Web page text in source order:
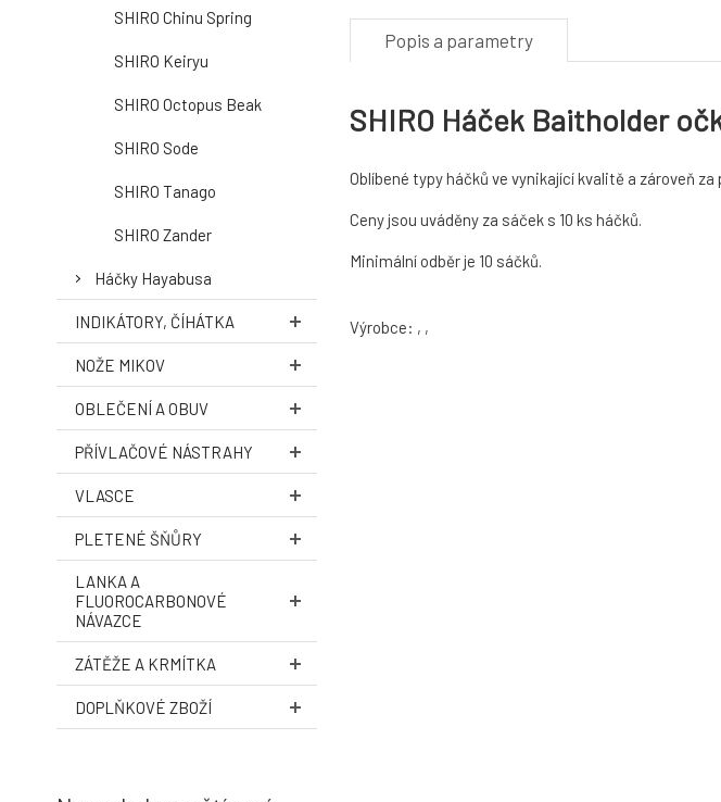
SHIRO Chinu Spring
SHIRO Keiryu
SHIRO Octopus Beak
SHIRO Sode
SHIRO Tanago
SHIRO Zander
Háčky Hayabusa
INDIKÁTORY, ČÍHÁTKA
NOŽE MIKOV
OBLEČENÍ A OBUV
PŘÍVLAČOVÉ NÁSTRAHY
VLASCE
PLETENÉ ŠŇŮRY
LANKA A
FLUOROCARBONOVÉ
NÁVAZCE
ZÁTĚŽE A KRMÍTKA
DOPLŇKOVÉ ZBOŽÍ
Popis a parametry
SHIRO Háček Baitholder
Oblíbené typy háčků ve vynikající kvalitě a zároveň
Ceny jsou uváděny za sáček s 10 ks háčků.
Minimální odběr je 10 sáčků.
Výrobce: , ,